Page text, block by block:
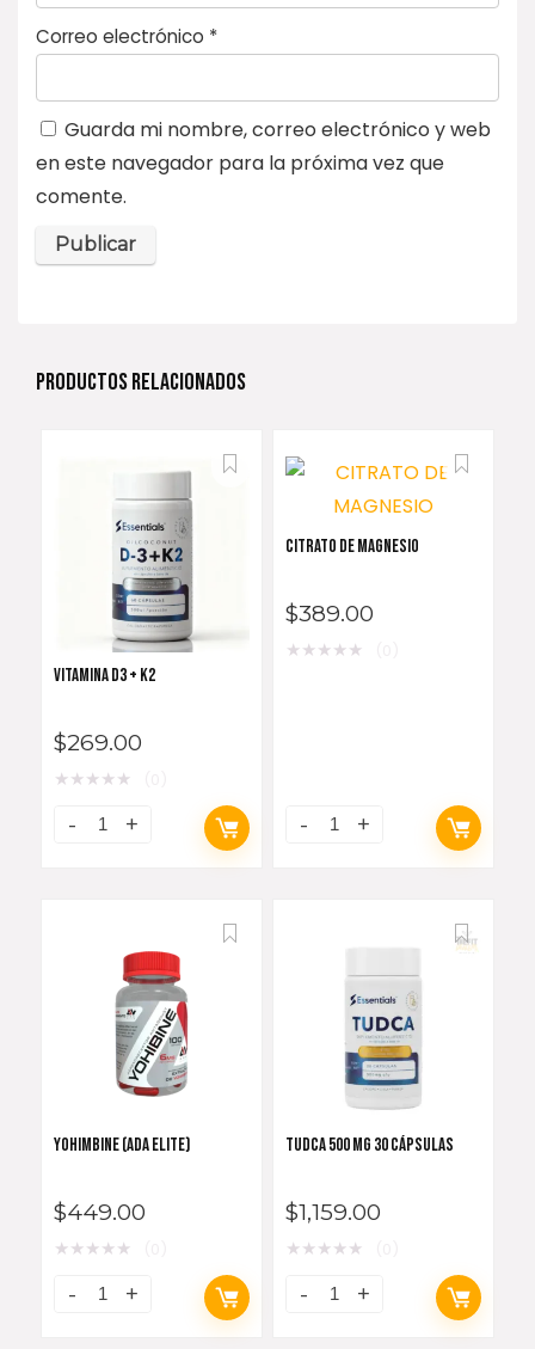
Correo electrónico *
Guarda mi nombre, correo electrónico y web
en este navegador para la próxima vez que
comente.
PRODUCTOS RELACIONADOS
VITAMINA D3 + K2
$269.00
★★★★★
CITRATO DE MAGNESIO
$389.00
★★★★★
YOHIMBINE (ADA ELITE)
$449.00
★★★★★
TUDCA 500 MG 30 CÁPSULAS
$1,159.00
★★★★★